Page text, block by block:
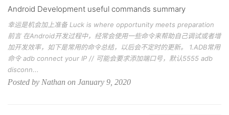
Android Development useful commands summary
幸运是机会加上准备 Luck is where opportunity meets preparation
前言 在Android开发过程中，经常会使用一些命令来帮助自己调试或者增
加开发效率，如下是常用的命令总结，以后会不定时的更新。 1.ADB常用
命令 adb connect your IP // 可能会要求添加端口号，默认5555 adb
disconn...
Posted by Nathan on January 9, 2020